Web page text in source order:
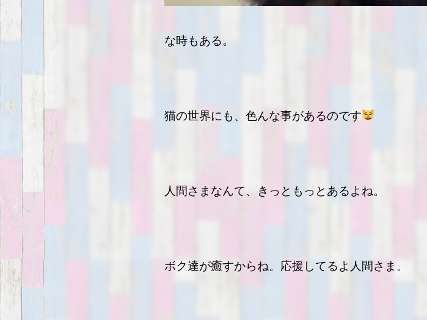
な時もある。
猫の世界にも、色んな事があるのです
人間さまなんて、きっともっとあるよね。
ボク達が癒すからね。応援してるよ人間さま。